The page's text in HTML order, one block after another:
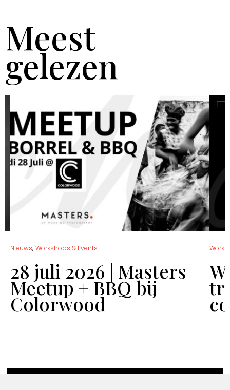
Meest
gelezen
Nieuws, Workshops & Events
28 juli 2026 | Masters
Meetup + BBQ bij
Colorwood